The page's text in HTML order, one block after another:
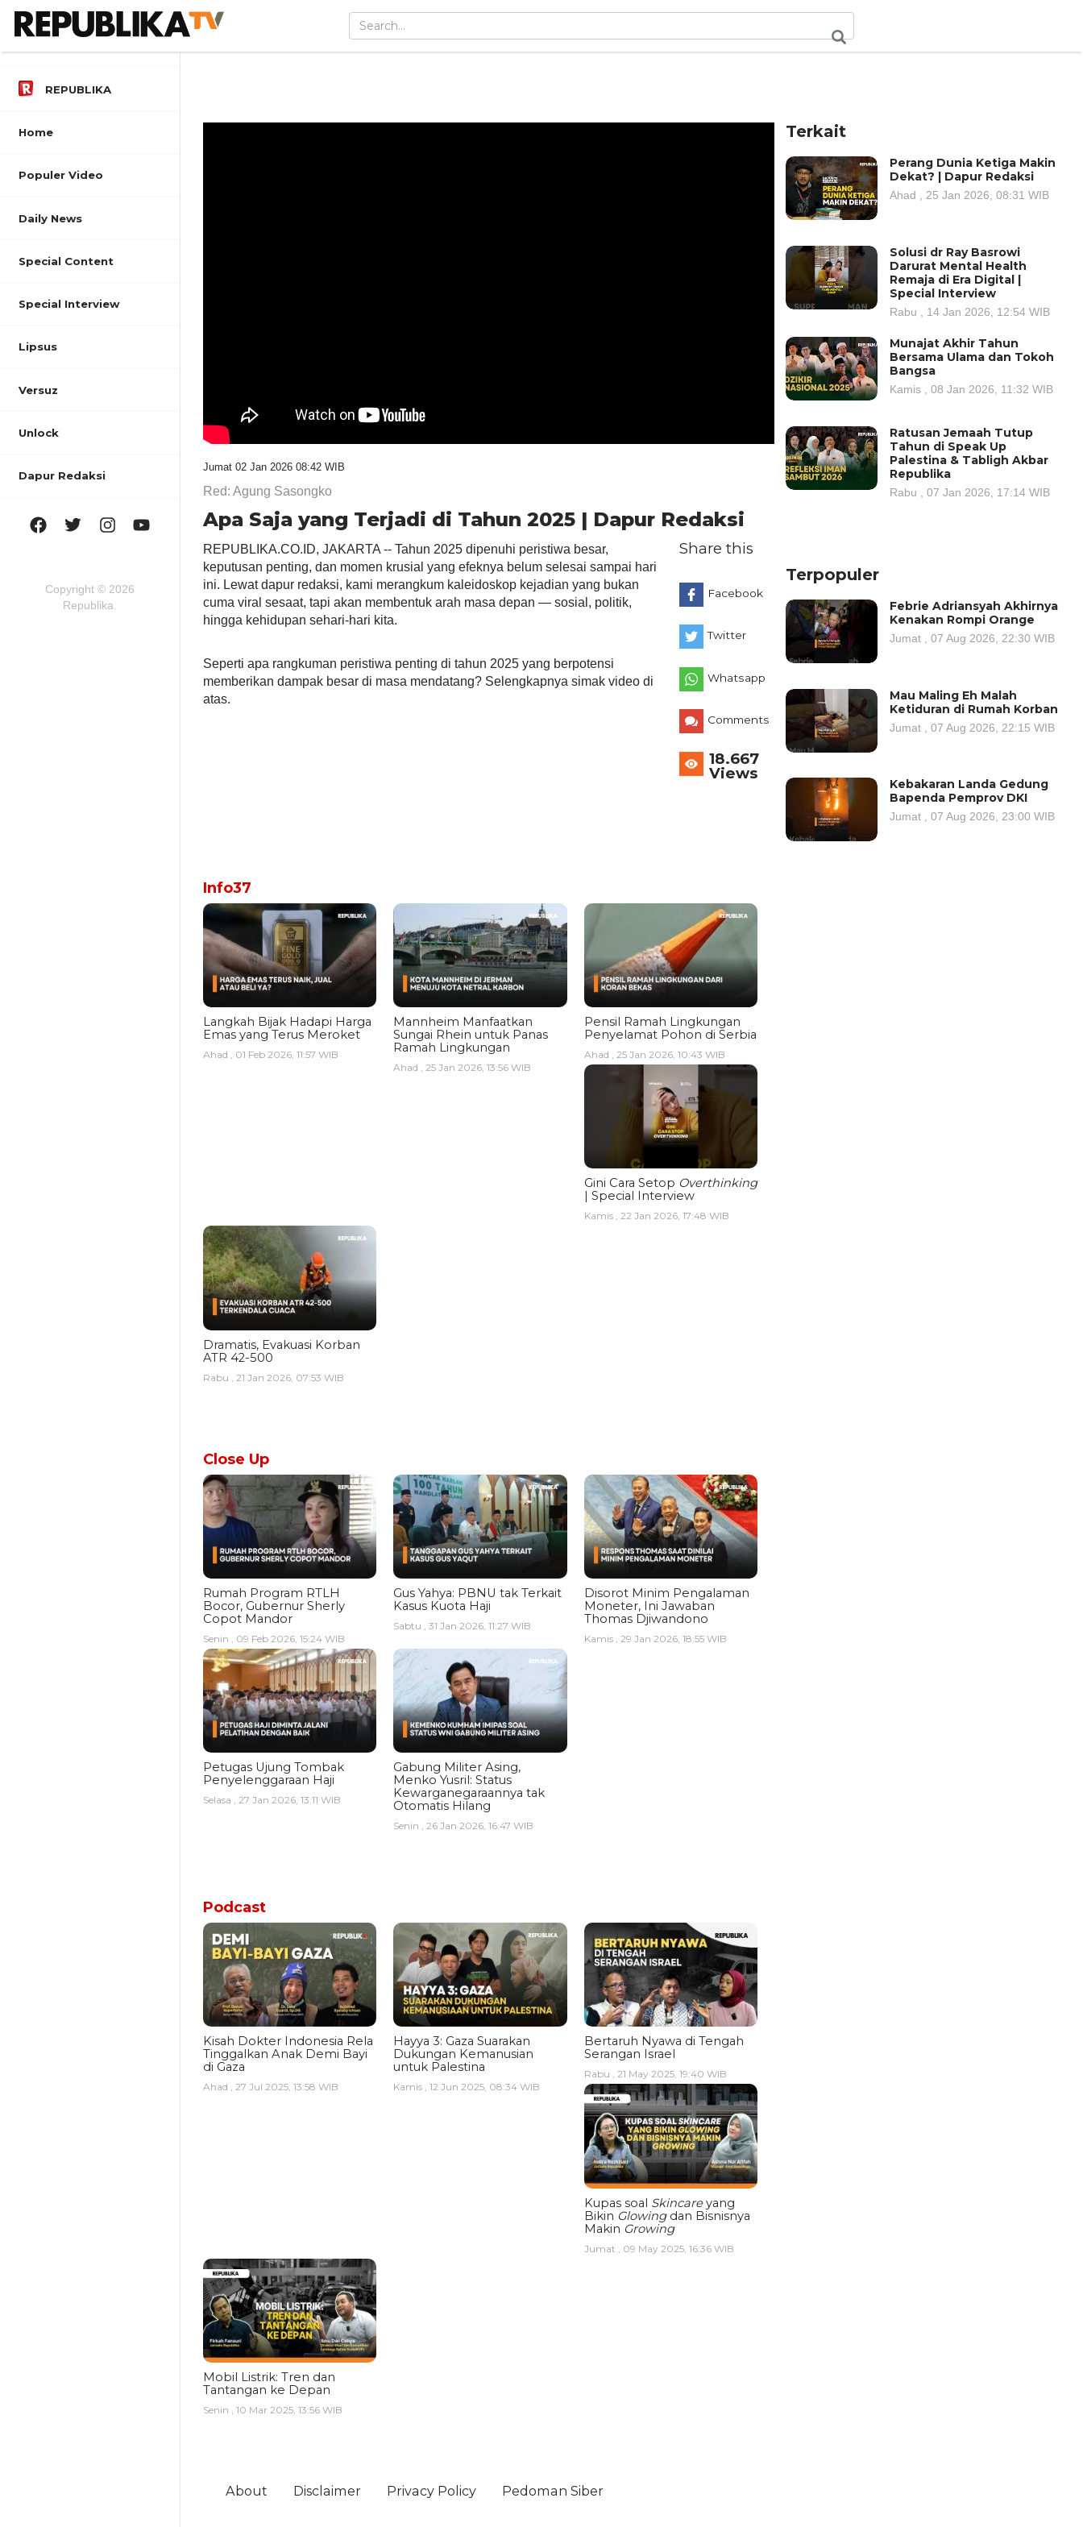
REPUBLIKA
Home
Populer Video
Daily News
Special Content
Special Interview
Lipsus
Versuz
Unlock
Dapur Redaksi
Copyright © 2026
Republika.
Jumat 02 Jan 2026 08:42 WIB
Red: Agung Sasongko
Apa Saja yang Terjadi di Tahun 2025 | Dapur Redaksi
REPUBLIKA.CO.ID, JAKARTA -- Tahun 2025 dipenuhi peristiwa besar,
keputusan penting, dan momen krusial yang efeknya belum selesai sampai hari
ini. Lewat dapur redaksi, kami merangkum kaleidoskop kejadian yang bukan
cuma viral sesaat, tapi akan membentuk arah masa depan — sosial, politik,
hingga kehidupan sehari-hari kita.
Seperti apa rangkuman peristiwa penting di tahun 2025 yang berpotensi
memberikan dampak besar di masa mendatang? Selengkapnya simak video di
atas.
Share this
Facebook
Twitter
Whatsapp
Comments
18.667
Views
Info37
Langkah Bijak Hadapi Harga
Emas yang Terus Meroket
Ahad , 01 Feb 2026, 11:57 WIB
Mannheim Manfaatkan
Sungai Rhein untuk Panas
Ramah Lingkungan
Ahad , 25 Jan 2026, 13:56 WIB
Pensil Ramah Lingkungan
Penyelamat Pohon di Serbia
Ahad , 25 Jan 2026, 10:43 WIB
Gini Cara Setop Overthinking
| Special Interview
Kamis , 22 Jan 2026, 17:48 WIB
Dramatis, Evakuasi Korban
ATR 42-500
Rabu , 21 Jan 2026, 07:53 WIB
Close Up
Rumah Program RTLH
Bocor, Gubernur Sherly
Copot Mandor
Senin , 09 Feb 2026, 15:24 WIB
Gus Yahya: PBNU tak Terkait
Kasus Kuota Haji
Sabtu , 31 Jan 2026, 11:27 WIB
Disorot Minim Pengalaman
Moneter, Ini Jawaban
Thomas Djiwandono
Kamis , 29 Jan 2026, 18:55 WIB
Petugas Ujung Tombak
Penyelenggaraan Haji
Selasa , 27 Jan 2026, 13:11 WIB
Gabung Militer Asing,
Menko Yusril: Status
Kewarganegaraannya tak
Otomatis Hilang
Senin , 26 Jan 2026, 16:47 WIB
Podcast
Kisah Dokter Indonesia Rela
Tinggalkan Anak Demi Bayi
di Gaza
Ahad , 27 Jul 2025, 13:58 WIB
Hayya 3: Gaza Suarakan
Dukungan Kemanusian
untuk Palestina
Kamis , 12 Jun 2025, 08:34 WIB
Bertaruh Nyawa di Tengah
Serangan Israel
Rabu , 21 May 2025, 19:40 WIB
Kupas soal Skincareyang
Bikin Glowingdan Bisnisnya
Makin Growing
Jumat , 09 May 2025, 16:36 WIB
Mobil Listrik: Tren dan
Tantangan ke Depan
Senin , 10 Mar 2025, 13:56 WIB
Terkait
Perang Dunia Ketiga Makin
Dekat? | Dapur Redaksi
Ahad , 25 Jan 2026, 08:31 WIB
Solusi dr Ray Basrowi
Darurat Mental Health
Remaja di Era Digital |
Special Interview
Rabu , 14 Jan 2026, 12:54 WIB
Munajat Akhir Tahun
Bersama Ulama dan Tokoh
Bangsa
Kamis , 08 Jan 2026, 11:32 WIB
Ratusan Jemaah Tutup
Tahun di Speak Up
Palestina & Tabligh Akbar
Republika
Rabu , 07 Jan 2026, 17:14 WIB
Terpopuler
Febrie Adriansyah Akhirnya
Kenakan Rompi Orange
Jumat , 07 Aug 2026, 22:30 WIB
Mau Maling Eh Malah
Ketiduran di Rumah Korban
Jumat , 07 Aug 2026, 22:15 WIB
Kebakaran Landa Gedung
Bapenda Pemprov DKI
Jumat , 07 Aug 2026, 23:00 WIB
About Disclaimer Privacy Policy Pedoman Siber